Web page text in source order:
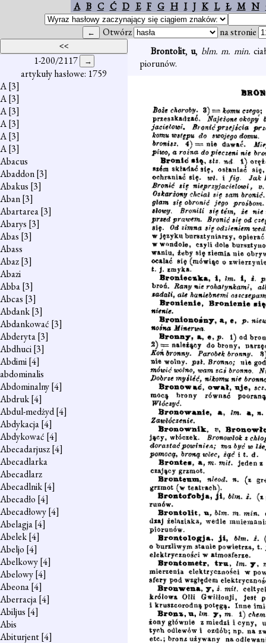
A B C Ć D E F G H I J K L Ł M N
Otwórz na stronie
1-200/2117
artykuły hasłowe: 1759
A[3]
A[3]
A[3]
A[3]
A[3]
A[3]
Abacus
Abaddon[3]
Abakus [3]
Aban[3]
Abartarea[3]
Abarys [3]
Abas [3]
Abass
Abaz[3]
Abazi
Abba[3]
Abcas [3]
Abdank[3]
Abdankować [3]
Abderyta[3]
Abdhuci[3]
Abdimi[4]
abdominalis
Abdominalny[4]
Abdruk[4]
Abdul-medżyd[4]
Abdykacja[4]
Abdykować [4]
Abecadarjusz[4]
Abecadlarka
Abecadlarz
Abecadlnik[4]
Abecadło [4]
Abecadłowy[4]
Abelagja[4]
Abelek[4]
Abeljo [4]
Abelkowy[4]
Abelowy[4]
Abeona[4]
Aberracja[4]
Abiljus [4]
Abis
Abiturjent[4]
Brontolit, u, blm. m. min.
piorunów.